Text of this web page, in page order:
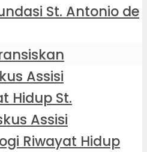
St. Antonio de
Assisi
Hidup St.
Assisi
Riwayat Hidup